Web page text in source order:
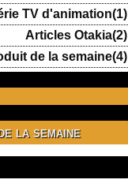
TV d'animation(1)
Articles Otakia(2)
de la semaine(4)
la semaine